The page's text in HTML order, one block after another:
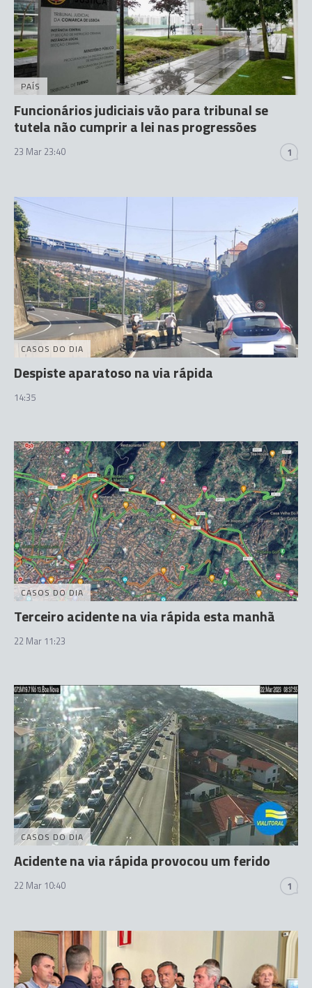
PAÍS
Funcionários judiciais vão para tribunal se
tutela não cumprir a lei nas progressões
23 Mar 23:40 1
CASOS DO DIA
Despiste aparatoso na via rápida
14:35
CASOS DO DIA
Terceiro acidente na via rápida esta manhã
22 Mar 11:23
CASOS DO DIA
Acidente na via rápida provocou um ferido
22 Mar 10:40 1